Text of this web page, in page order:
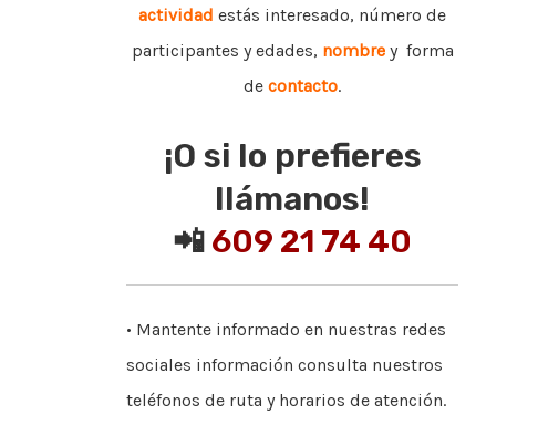
actividad estás interesado, número de
participantes y edades, nombrey forma
de contacto.
¡O si lo prefieres
llámanos!
📲 609 21 74 40
• Mantente informado en nuestras redes
sociales información consulta nuestros
teléfonos de ruta y horarios de atención.